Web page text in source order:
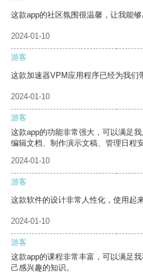
这款app的社区氛围很温馨，让我能够
2024-01-10
游客
这款加速器VPM应用程序已经为我们
2024-01-10
游客
这款app的功能非常强大，可以满足
编辑文档、制作演示文稿、管理日程安
2024-01-10
游客
这款软件的设计非常人性化，使用起
2024-01-10
游客
这款app的课程非常丰富，可以满足
己感兴趣的知识。